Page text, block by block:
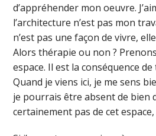
d’appréhender mon oeuvre.
l’architecture n’est pas mon
n’est pas une façon de vivre,
Alors thérapie ou non ?
espace. Il est la conséquence
Quand je viens ici, je me sens
je pourrais être absent de bien
certainement pas de cet